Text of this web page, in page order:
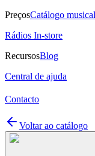
PreçosCatálogo musical
Rádios In-store
RecursosBlog
Central de ajuda
Contacto
Voltar ao catálogo